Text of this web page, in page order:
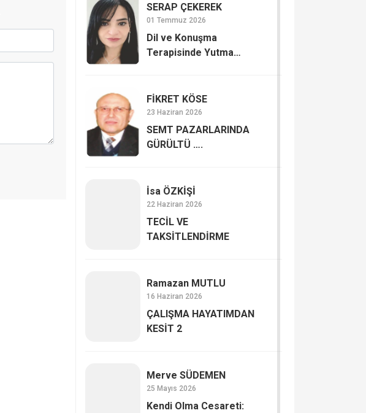
SERAP ÇE­KE­REK
01 Temmuz 2026
Dil ve Konuşma
Terapisinde Yutma
FİKRET KÖSE
23 Haziran 2026
SEMT PAZARLARINDA
GÜRÜLTÜ ….
İsa ÖZKİŞİ
22 Haziran 2026
TECİL VE
TAKSİTLENDİRME
Ramazan MUTLU
16 Haziran 2026
ÇALIŞMA HAYATIMDAN
KESİT 2
Merve SÜDEMEN
25 Mayıs 2026
Kendi Olma Cesareti: